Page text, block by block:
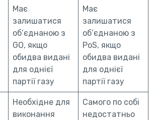
Має
залишатися
об’єднаною з
GO, якщо
обидва видані
для однієї
партії газу
Має
залишатися
об’єднаною з
PoS, якщо
обидва видані
для однієї
партії газу
Необхідне для
виконання
Самого по собі
недостатньо